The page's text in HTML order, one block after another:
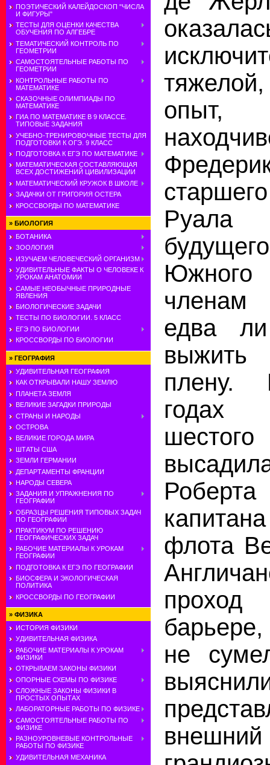
ПОЭТИЧЕСКИЙ КАЛЕЙДОСКОП "ЧИСЛА
И ФИГУРЫ"
ТЕСТЫ ДЛЯ ОЦЕНКИ КАЧЕСТВА
ОБУЧЕНИЯ ПО АЛГЕБРЕ
ТЕМАТИЧЕСКИЙ КОНТРОЛЬ ПО
ГЕОМЕТРИИ
САМОСТОЯТЕЛЬНЫЕ РАБОТЫ ПО
ГЕОМЕТРИИ
КОНТРОЛЬНЫЕ РАБОТЫ ПО
МАТЕМАТИКЕ
СКАЗОЧНЫЕ ОЛИМПИАДЫ ПО
МАТЕМАТИКЕ
ГИА ПО МАТЕМАТИКЕ В 9 КЛАССЕ.
ТИПОВЫЕ ЗАДАНИЯ
УЧЕБНО-ТРЕНИРОВОЧНЫЕ ТЕСТЫ ДЛЯ
ПОДГОТОВКИ К ОГЭ. 9 КЛАСС
ПОДГОТОВКА К ЕГЭ ПО МАТЕМАТИКЕ
МАТЕМАТИЧЕСКАЯ СОСТАВЛЯЮЩАЯ
ВСЕХ ДОСТИЖЕНИЙ ЦИВИЛИЗАЦИИ
МАТЕМАТИЧЕСКИЙ КРУЖОК В ШКОЛЕ
ЗАДАЧКИ ОТ ГРИГОРИЯ ОСТЕРА
КРОССВОРДЫ ПО МАТЕМАТИКЕ
» БИОЛОГИЯ
БОТАНИКА
ЗООЛОГИЯ
ИЗУЧАЕМ ЧЕЛОВЕЧЕСКИЙ ОРГАНИЗМ
УДИВИТЕЛЬНЫЕ ФАКТЫ О ЧЕЛОВЕКЕ К
УРОКАМ АНАТОМИИ
САМЫЕ НЕОБЫЧНЫЕ ПРИРОДНЫЕ
ЯВЛЕНИЯ
БИОЛОГИЧЕСКИЕ ЗАДАЧИ
ТЕСТЫ ПО БИОЛОГИИ. 5 КЛАСС
ЕГЭ ПО БИОЛОГИИ
КРОССВОРДЫ ПО БИОЛОГИИ
» ГЕОГРАФИЯ
УДИВИТЕЛЬНАЯ ГЕОГРАФИЯ
КАК ОТКРЫВАЛИ НАШУ ЗЕМЛЮ
ПЛАНЕТА ЗЕМЛЯ
ВЕЛИКИЕ ЗАГАДКИ ПРИРОДЫ
СТРАНЫ И НАРОДЫ
ОСТРОВА
ВЕЛИКИЕ ГОРОДА МИРА
ШТАТЫ США
ЗЕМЛИ ГЕРМАНИИ
ДЕПАРТАМЕНТЫ ФРАНЦИИ
НАРОДЫ СЕВЕРА
ЗАДАНИЯ И УПРАЖНЕНИЯ ПО
ГЕОГРАФИИ
ОБРАЗЦЫ РЕШЕНИЯ ТИПОВЫХ ЗАДАЧ
ПО ГЕОГРАФИИ
ПРАКТИКУМ ПО РЕШЕНИЮ
ГЕОГРАФИЧЕСКИХ ЗАДАЧ
РАБОЧИЕ МАТЕРИАЛЫ К УРОКАМ
ГЕОГРАФИИ
ПОДГОТОВКА К ЕГЭ ПО ГЕОГРАФИИ
БИОСФЕРА И ЭКОЛОГИЧЕСКАЯ
ПОЛИТИКА
КРОССВОРДЫ ПО ГЕОГРАФИИ
» ФИЗИКА
ИСТОРИЯ ФИЗИКИ
УДИВИТЕЛЬНАЯ ФИЗИКА
РАБОЧИЕ МАТЕРИАЛЫ К УРОКАМ
ФИЗИКИ
ОТКРЫВАЕМ ЗАКОНЫ ФИЗИКИ
ОПОРНЫЕ СХЕМЫ ПО ФИЗИКЕ
СЛОЖНЫЕ ЗАКОНЫ ФИЗИКИ В
ПРОСТЫХ ОПЫТАХ
ЛАБОРАТОРНЫЕ РАБОТЫ ПО ФИЗИКЕ
САМОСТОЯТЕЛЬНЫЕ РАБОТЫ ПО
ФИЗИКЕ
РАЗНОУРОВНЕВЫЕ КОНТРОЛЬНЫЕ
РАБОТЫ ПО ФИЗИКЕ
УДИВИТЕЛЬНАЯ МЕХАНИКА
опыт,
Руала
едва
плену.
годах
флота
не